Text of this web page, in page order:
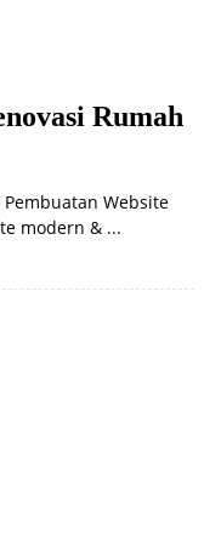
Rumah
Pembuatan Website
modern & ...